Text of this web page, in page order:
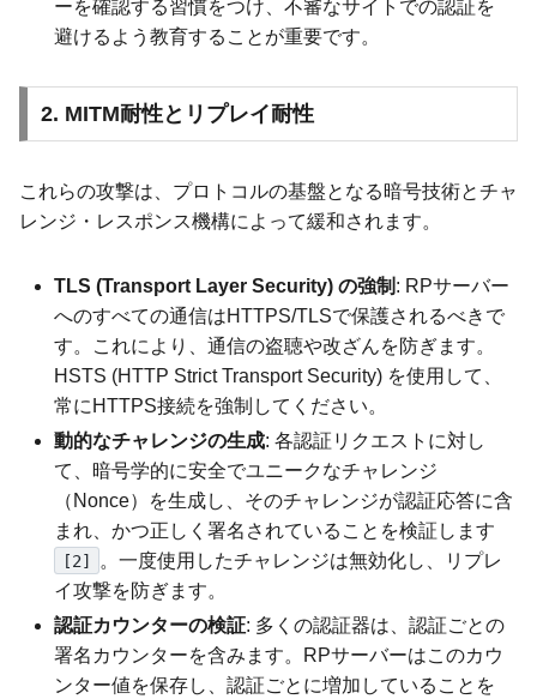
ーを確認する習慣をつけ、不審なサイトでの認証を
避けるよう教育することが重要です。
2. MITM耐性とリプレイ耐性
これらの攻撃は、プロトコルの基盤となる暗号技術とチャ
レンジ・レスポンス機構によって緩和されます。
TLS (Transport Layer Security) の強制 : RPサーバー
へのすべての通信はHTTPS/TLSで保護されるべきで
す。これにより、通信の盗聴や改ざんを防ぎます。
HSTS (HTTP Strict Transport Security) を使用して、
常にHTTPS接続を強制してください。
動的なチャレンジの生成: 各認証リクエストに対し
て、暗号学的に安全でユニークなチャレンジ
（Nonce）を生成し、そのチャレンジが認証応答に含
まれ、かつ正しく署名されていることを検証します
[2]
。一度使用したチャレンジは無効化し、リプレ
イ攻撃を防ぎます。
認証カウンターの検証: 多くの認証器は、認証ごとの
署名カウンターを含みます。RPサーバーはこのカウ
ンター値を保存し、認証ごとに増加していることを